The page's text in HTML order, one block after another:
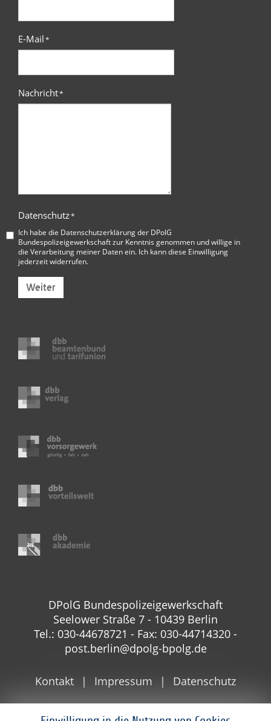
E-Mail*
Nachricht*
Datenschutz*
Ich habe die Datenschutzerklärung der DPolG
Bundespolizeigewerkschaftzur Kenntnis genommen und willige in
die Verarbeitung meiner Daten ein. Ich kann diese Einwilligung
jederzeit widerrufen.
Weiter
DPolG Bundespolizeigewerkschaft
Seelower Straße 7 - 10439 Berlin
Tel.: 030-44678721 - Fax: 030-44714320 -
post.berlin@dpolg-bpolg.de
Kontakt Impressum Datenschutz